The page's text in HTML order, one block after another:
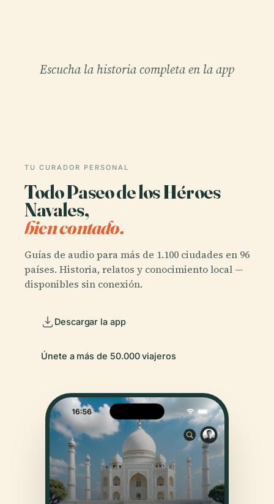
Escucha la historia completa en la app
TU CURADOR PERSONAL
Todo Paseo de los Héroes
Navales,
bien contado.
Guías de audio para más de 1.100 ciudades en 96
países. Historia, relatos y conocimiento local —
disponibles sin conexión.
Descargar la app
Únete a más de 50.000 viajeros